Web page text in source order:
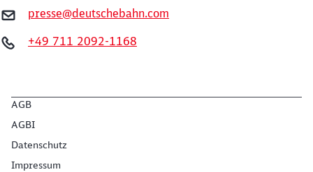
presse@deutschebahn.com
+49 711 2092-1168
AGB
AGBI
Datenschutz
Impressum
Möchten Sie zu
Abbrechen Weiter